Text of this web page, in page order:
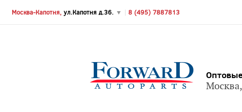
Москва-Капотня, ул.Капотня д.36. ▼ 8 (495) 7887813